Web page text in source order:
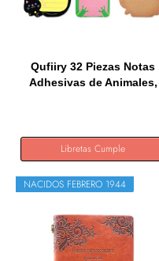
Qufiiry 32 Piezas Notas
Adhesivas de Animales,
Libretas Cumple
NACIDOS FEBRERO 1944